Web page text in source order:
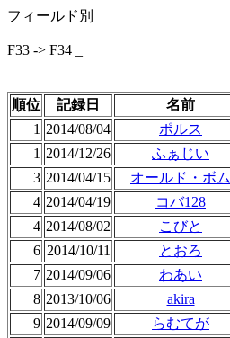
フィールド別
F33 -> F34 _
順位 記録日 名前
1 2014/08/04 ポルス
1 2014/12/26 ふぁじい
3 2014/04/15 オールド・ボム
4 2014/04/19 コバ128
4 2014/08/02 こびと
6 2014/10/11 とおろ
7 2014/09/06 わあい
8 2013/10/06 akira
9 2014/09/09 らむてが